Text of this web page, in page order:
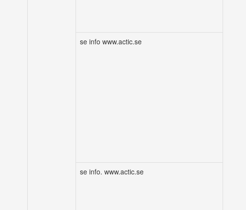
se info www.actic.se
se info. www.actic.se